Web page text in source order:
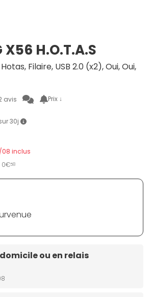
H.O.T.A.S
Filaire, USB 2.0 (x2), Oui, Oui,
avis Prix ↓
30j
08 inclus
0€58
ou en relais